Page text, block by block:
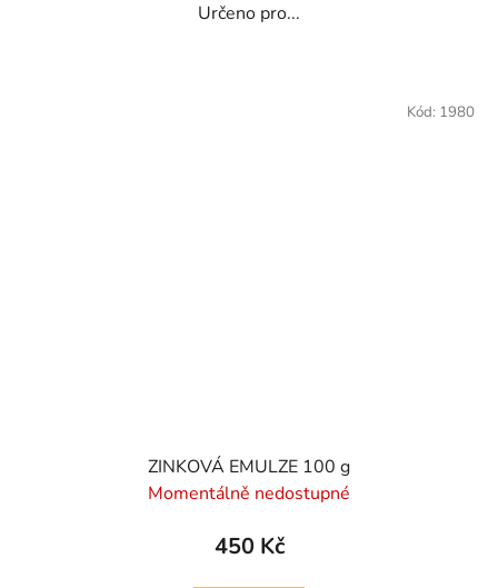
Určeno pro...
ZINKOVÁ EMULZE 100 g
Momentálně nedostupné
450 Kč
Kód: 1980